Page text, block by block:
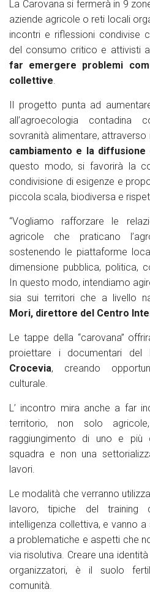
La Carovana si fermerà in 9
aziende agricole o reti locali
incontri e riflessioni condivise
del consumo critico e attivisti
far emergere problemi
collettive.
Il progetto punta ad
all’agroecologia
sovranità alimentare, attraverso
cambiamento e la
questo modo, si favorirà la
condivisione di esigenze e
piccola scala, biodiversa e
“Vogliamo rafforzare le
agricole che praticano
sostenendo le piattaforme
dimensione pubblica, politica,
In questo modo, intendiamo
sia sui territori che a livello
Mori, direttore del Centro
Le tappe della “carovana”
proiettare i documentari del
Crocevia, creando
culturale.
L’ incontro mira anche a far
territorio, non solo
raggiungimento di uno e
squadra e non una
lavori.
Le modalità che verranno
lavoro, tipiche del training
intelligenza collettiva, e vanno
a problematiche e aspetti che
via risolutiva. Creare una
organizzatori, è il suolo
comunità.